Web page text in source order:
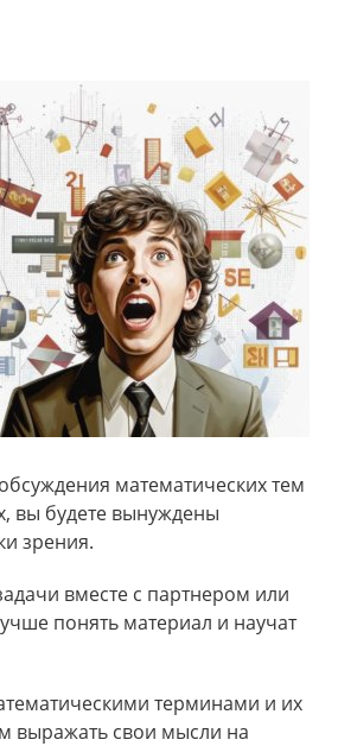
математических тем
вы будете вынуждены
зрения.
вместе с партнером или
понять материал и научат
терминами и их
выражать свои мысли на